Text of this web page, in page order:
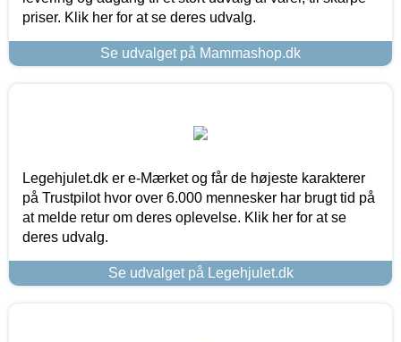
priser. Klik her for at se deres udvalg.
Se udvalget på Mammashop.dk
Legehjulet.dk er e-Mærket og får de højeste karakterer
på Trustpilot hvor over 6.000 mennesker har brugt tid på
at melde retur om deres oplevelse. Klik her for at se
deres udvalg.
Se udvalget på Legehjulet.dk